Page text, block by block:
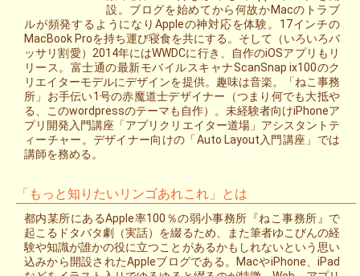
設。ブログを始めてから何故かMacのトラブ
ルが頻発するようになりAppleの神対応を体験。17インチの
MacBook Proを持ち運び寝食を共にする。そして（いろいろバ
ッサリ割愛）2014年にはWWDCに行き、自作のiOSアプリもリ
リース。富士通の最新モバイルスキャナScanSnap ix100のク
リエイターモデルにデザインを提供。趣味は音楽。「ねこ事務
所」お手伝い1号の赤魔道士デザイナー（つまり何でも大抵や
る、このwordpressのテーマも自作）。未経験者向けiPhoneア
プリ開発入門講座「アプリクリエイター道場」アシスタントテ
ィーチャー。デザイナー向けの「Auto Layout入門講座」では
講師を務める。
「もっと知りたいリンゴあれこれ」とは
都内某所にあるApple率100％の弱小事務所『ねこ事務所』で
起こるドタバタ劇（実話）を綴るため、また筆者ゆこびんの経
験や知識が誰かの役に立つことがあるかもしれないという思い
込みから開設されたAppleブログである。MacやiPhone、iPad